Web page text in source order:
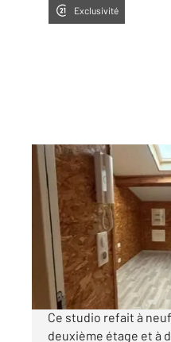
Exclusivité
LIMOUX 11
16 m
, 1 pièce
Ref : 5295
Appartement F1
300 €
par mois charges
Ce studio refait à
deuxième étage et à